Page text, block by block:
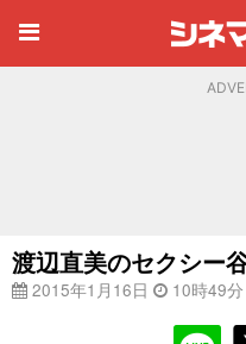
渡辺直美のセクシー
2015年1月16日 10時49分